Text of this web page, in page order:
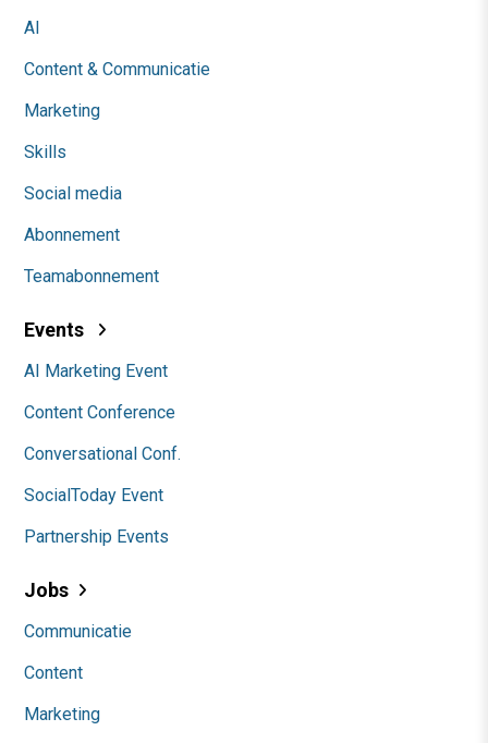
AI
Content & Communicatie
Marketing
Skills
Social media
Abonnement
Teamabonnement
Events
AI Marketing Event
Content Conference
Conversational Conf.
SocialToday Event
Partnership Events
Jobs
Communicatie
Content
Marketing